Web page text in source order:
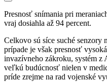
Presnosť snímania pri
vraj dosiahla až 94 percent.
Celkovo sú síce suché senzory
prípade je však presnosť
invazívneho zákroku, systém z
veľkú budúcnosť nielen v
príde zrejme na rad vojenské